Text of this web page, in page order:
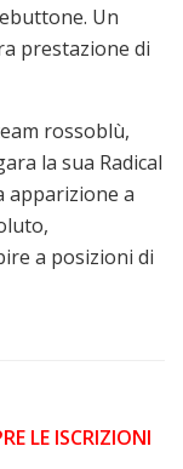
Un
prestazione di
rossoblù,
la sua Radical
apparizione a
a posizioni di
LE ISCRIZIONI